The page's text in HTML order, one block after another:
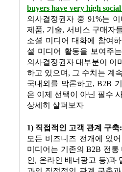
buyers have very high
의사결정권자 중 91%는
제품, 기술, 서비스 구매자
소셜 미디어 대화에 참여
셜 미디어 활동을 보여주
의사결정권자 대부분이 이
하고 있으며, 그 수치는 계
국내외를 막론하고, B2B
은 이제 선택이 아닌 필수
상세히 살펴보자
1) 직접적인 고객 관계 구축:
모든 비즈니즈 전개에 있
미디어는 기존의 B2B 전
인, 온라인 배너광고 등)과